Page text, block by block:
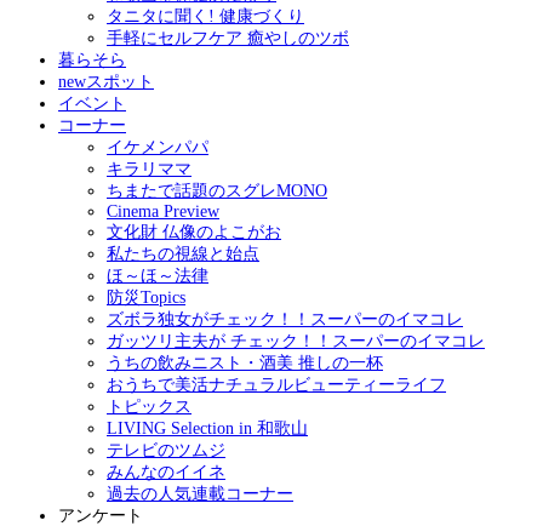
タニタに聞く! 健康づくり
手軽にセルフケア 癒やしのツボ
暮らそら
newスポット
イベント
コーナー
イケメンパパ
キラリママ
ちまたで話題のスグレMONO
Cinema Preview
文化財 仏像のよこがお
私たちの視線と始点
ほ～ほ～法律
防災Topics
ズボラ独女がチェック！！スーパーのイマコレ
ガッツリ主夫が チェック！！スーパーのイマコレ
うちの飲みニスト・酒美 推しの一杯
おうちで美活ナチュラルビューティーライフ
トピックス
LIVING Selection in 和歌山
テレビのツムジ
みんなのイイネ
過去の人気連載コーナー
アンケート